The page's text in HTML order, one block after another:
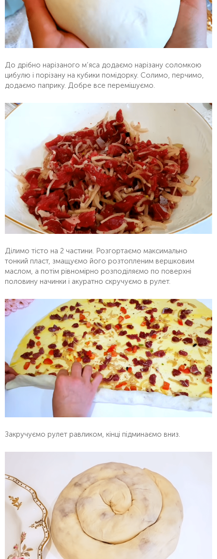
До дрібно нарізаного м’яса додаємо нарізану соломкою
цибулю і порізану на кубики помідорку. Солимо, перчимо,
додаємо паприку. Добре все перемішуємо.
Ділимо тісто на 2 частини. Розгортаємо максимально
тонкий пласт, змащуємо його розтопленим вершковим
маслом, а потім рівномірно розподіляємо по поверхні
половину начинки і акуратно скручуємо в рулет.
Закручуємо рулет равликом, кінці підминаємо вниз.